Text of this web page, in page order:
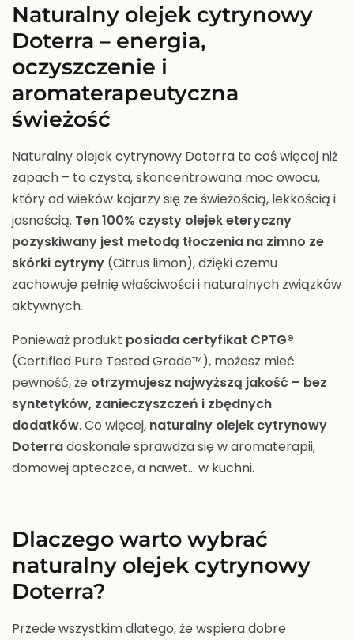
Naturalny olejek cytrynowy
Doterra – energia,
oczyszczenie i
aromaterapeutyczna
świeżość
Naturalny olejek cytrynowy Doterra to coś więcej niż
zapach – to czysta, skoncentrowana moc owocu,
który od wieków kojarzy się ze świeżością, lekkością i
jasnością. Ten 100% czysty olejek eteryczny
pozyskiwany jest metodą tłoczenia na zimno ze
skórki cytryny (Citrus limon), dzięki czemu
zachowuje pełnię właściwości i naturalnych związków
aktywnych.
Ponieważ produkt posiada certyfikat CPTG®
(Certified Pure Tested Grade™), możesz mieć
pewność, że otrzymujesz najwyższą jakość – bez
syntetyków, zanieczyszczeń i zbędnych
dodatków. Co więcej, naturalny olejek cytrynowy
Doterradoskonale sprawdza się w aromaterapii,
domowej apteczce, a nawet… w kuchni.
Dlaczego warto wybrać
naturalny olejek cytrynowy
Doterra?
Przede wszystkim dlatego, że wspiera dobre